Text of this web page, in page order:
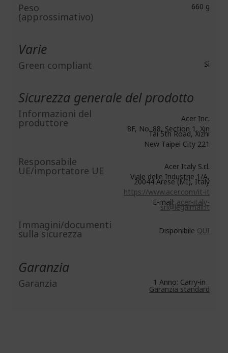
Peso
(approssimativo)
660 g
Varie
Green compliant Sì
Sicurezza generale del prodotto
Informazioni del
produttore
Acer Inc.
8F, No. 88, Section 1, Xin
Tai 5th Road, Xizhi
New Taipei City 221
Responsabile
UE/importatore UE
Acer Italy S.r.l.
Viale delle Industrie 1/A,
20044 Arese (MI), Italy
https://www.acer.com/it-it
E-mail:acer-italy-
srl@legalmail.it
Immagini/documenti
sulla sicurezza Disponibile QUI
Garanzia
Garanzia 1 Anno: Carry-in
Garanzia standard